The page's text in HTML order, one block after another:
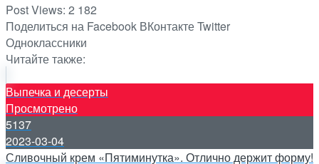
Post Views: 2 182
Поделиться на Facebook ВКонтактеTwitter
Одноклассники
Читайте также:
Выпечка и десерты
Просмотрено
5137
2023-03-04
Сливочный крем «Пятиминутка». Отлично держит форму!